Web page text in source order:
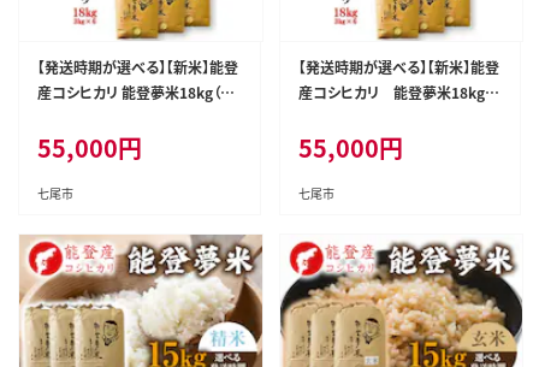
【発送時期が選べる】【新米】能登
産コシヒカリ 能登夢米18kg（精
中旬～12月下旬頃に順次発送
55,000円
七尾市
【発送時期が選べる】【新米】能登
産コシヒカリ 能登夢米18kg
月中旬～12月下旬頃に順次発
送予定
55,000円
七尾市